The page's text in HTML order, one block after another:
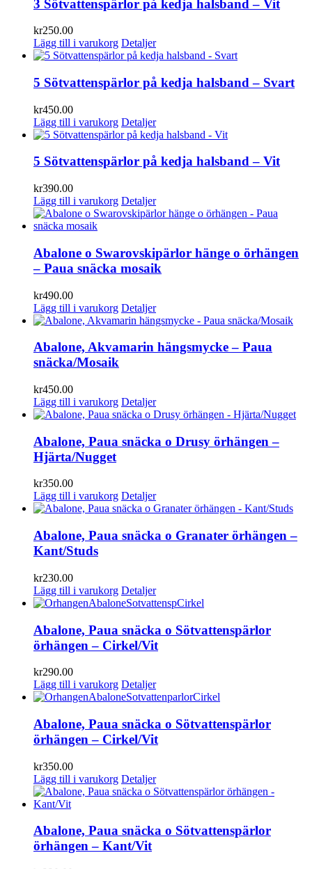
3 Sötvattenspärlor på kedja halsband – Vit
kr250.00
Lägg till i varukorg Detaljer
5 Sötvattenspärlor på kedja halsband – Svart
kr450.00
Lägg till i varukorg Detaljer
5 Sötvattenspärlor på kedja halsband – Vit
kr390.00
Lägg till i varukorg Detaljer
Abalone o Swarovskipärlor hänge o örhängen
– Paua snäcka mosaik
kr490.00
Lägg till i varukorg Detaljer
Abalone, Akvamarin hängsmycke – Paua
snäcka/Mosaik
kr450.00
Lägg till i varukorg Detaljer
Abalone, Paua snäcka o Drusy örhängen –
Hjärta/Nugget
kr350.00
Lägg till i varukorg Detaljer
Abalone, Paua snäcka o Granater örhängen –
Kant/Studs
kr230.00
Lägg till i varukorg Detaljer
Abalone, Paua snäcka o Sötvattenspärlor
örhängen – Cirkel/Vit
kr290.00
Lägg till i varukorg Detaljer
Abalone, Paua snäcka o Sötvattenspärlor
örhängen – Cirkel/Vit
kr350.00
Lägg till i varukorg Detaljer
Abalone, Paua snäcka o Sötvattenspärlor
örhängen – Kant/Vit